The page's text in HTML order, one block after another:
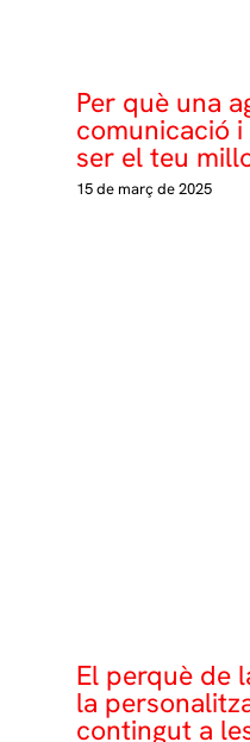
Per què una
comunicació
ser el teu
15 de març de 2025
El perquè de
la
contingut a